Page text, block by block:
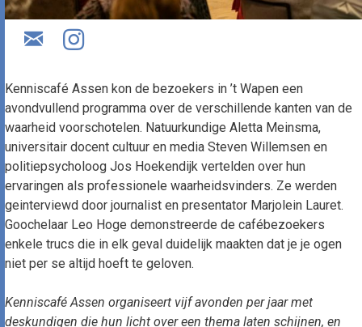
Kenniscafé Assen kon de bezoekers in ’t Wapen een
avondvullend programma over de verschillende kanten van de
waarheid voorschotelen. Natuurkundige Aletta Meinsma,
universitair docent cultuur en media Steven Willemsen en
politiepsycholoog Jos Hoekendijk vertelden over hun
ervaringen als professionele waarheidsvinders. Ze werden
geinterviewd door journalist en presentator Marjolein Lauret.
Goochelaar Leo Hoge demonstreerde de cafébezoekers
enkele trucs die in elk geval duidelijk maakten dat je je ogen
niet per se altijd hoeft te geloven.
Kenniscafé Assen organiseert vijf avonden per jaar met
deskundigen die hun licht over een thema laten schijnen, en